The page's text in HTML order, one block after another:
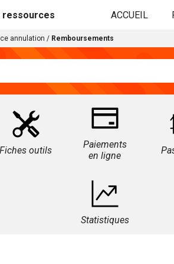
ressources ACCUEIL
annulation / Remboursements
Fiches outils
Paiements
en ligne
Statistiques